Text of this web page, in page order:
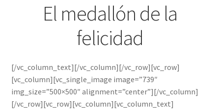
El medallón de la
felicidad
[/vc_column_text][/vc_column][/vc_row][vc_row]
[vc_column][vc_single_image image=”739″
img_size=”500×500″ alignment=”center”][/vc_column]
[/vc_row][vc_row][vc_column][vc_column_text]